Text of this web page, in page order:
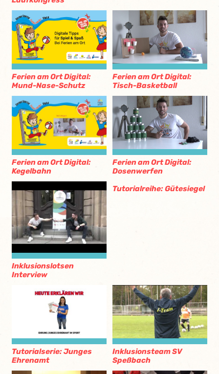
Ferien am Ort Digital:
Mund-Nase-Schutz
Ferien am Ort Digital:
Tisch-Basketball
Ferien am Ort Digital:
Kegelbahn
Ferien am Ort Digital:
Dosenwerfen
Inklusionslotsen
Interview
Tutorialreihe: Gütesiegel
Tutorialserie: Junges
Ehrenamt
Inklusionsteam SV
Speßbach